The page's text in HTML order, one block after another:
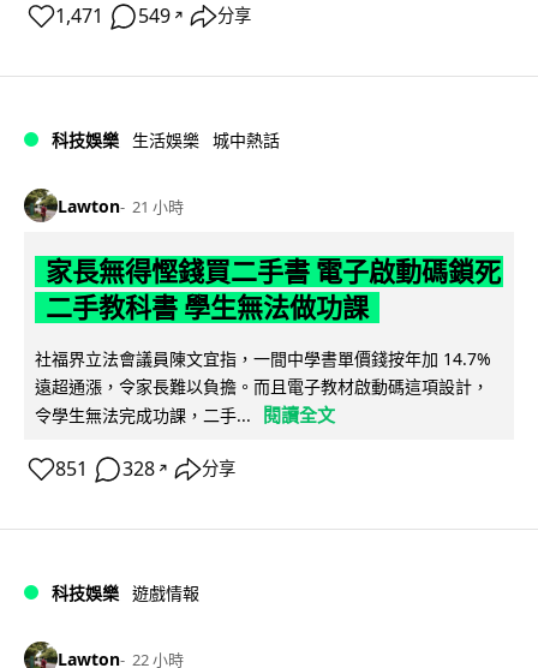
1,471 549 ↗ 分享
科技娛樂 生活娛樂 城中熱話
Lawton 21 小時
家長無得慳錢買二手書 電子啟動碼鎖死
二手教科書 學生無法做功課
社福界立法會議員陳文宜指，一間中學書單價錢按年加 14.7%
遠超通漲，令家長難以負擔。而且電子教材啟動碼這項設計，
令學生無法完成功課，二手...
閱讀全文
851 328 ↗ 分享
科技娛樂 遊戲情報
Lawton 22 小時